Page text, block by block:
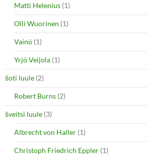
Matti Helenius (1)
Olli Wuorinen (1)
Vainö (1)
Yrjö Veijola (1)
šoti luule (2)
Robert Burns (2)
šveitsi luule (3)
Albrecht von Haller (1)
Christoph Friedrich Eppler (1)